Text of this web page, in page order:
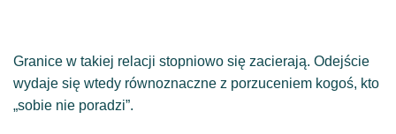
Granice w takiej relacji stopniowo się zacierają. Odejście
wydaje się wtedy równoznaczne z porzuceniem kogoś, kto
„sobie nie poradzi”.